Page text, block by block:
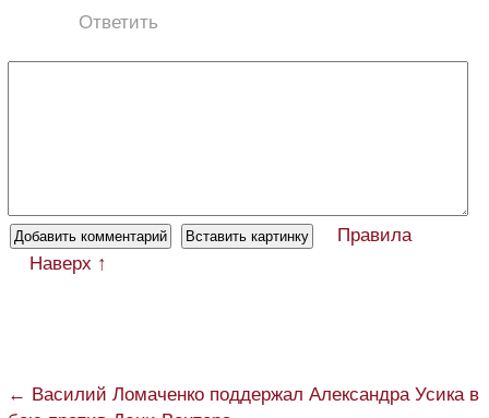
Ответить
Правила
Наверх ↑
← Василий Ломаченко поддержал Александра Усика в